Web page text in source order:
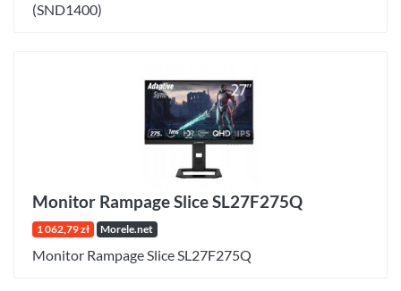
(SND1400)
Monitor Rampage Slice SL27F275Q
1 062,79 zł Morele.net
Monitor Rampage Slice SL27F275Q